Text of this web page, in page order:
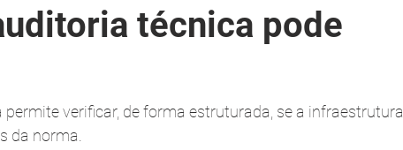
técnica pode
verificar, de forma estruturada, se a infraestrutura
da norma.